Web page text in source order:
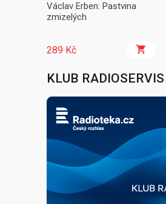
Václav Erben: Pastvina
zmizelých
289 Kč
KLUB RADIOSERVIS